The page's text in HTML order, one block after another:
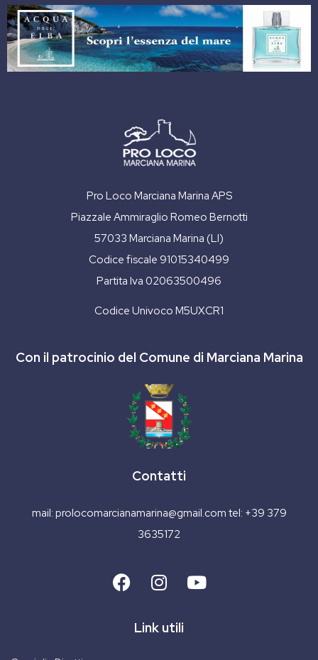
Pro Loco Marciana Marina APS
Piazzale Ammiraglio Romeo Bernotti
57033 Marciana Marina (LI)
Codice fiscale 91015340499
Partita Iva 02063500496
Codice Univoco M5UXCR1
Con il patrocinio del Comune di Marciana Marina
Contatti
mail: prolocomarcianamarina@gmail.com tel: +39 379
3635172
Link utili